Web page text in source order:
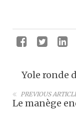
Yole ronde
PREVIOUS
Le manège